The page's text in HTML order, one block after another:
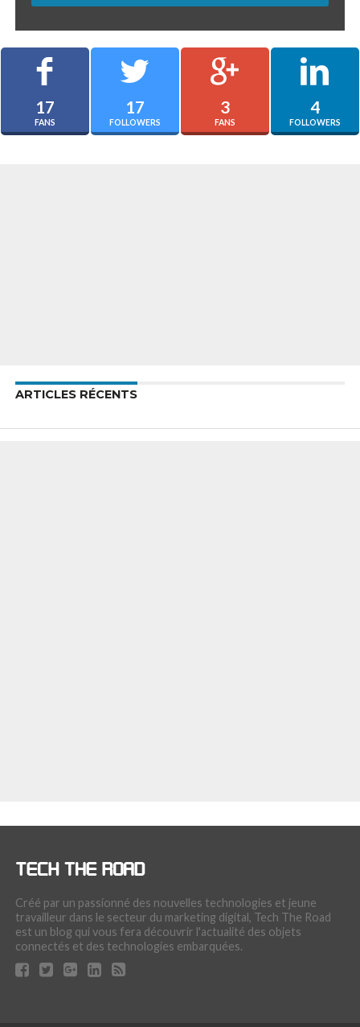
17
FANS
17
FOLLOWERS
3
FANS
4
FOLLOWERS
ARTICLES RÉCENTS
Créé par un passionné des nouvelles technologies et jeune
travailleur dans le secteur du marketing digital, Tech The Road
est un blog qui vous fera découvrir l'actualité des objets
connectés et des technologies embarquées.